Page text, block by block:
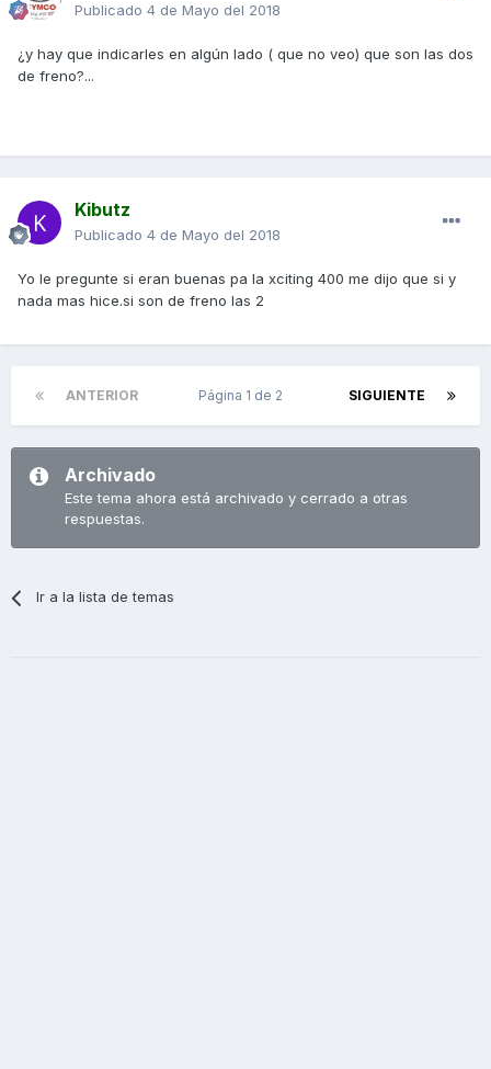
Publicado 4 de Mayo del 2018
¿y hay que indicarles en algún lado ( que no veo) que son las dos
de freno?...
Kibutz
Publicado 4 de Mayo del 2018
Yo le pregunte si eran buenas pa la xciting 400 me dijo que si y
nada mas hice.si son de freno las 2
ANTERIOR SIGUIENTE
Página 1 de 2
Archivado
Este tema ahora está archivado y cerrado a otras
respuestas.
Ir a la lista de temas